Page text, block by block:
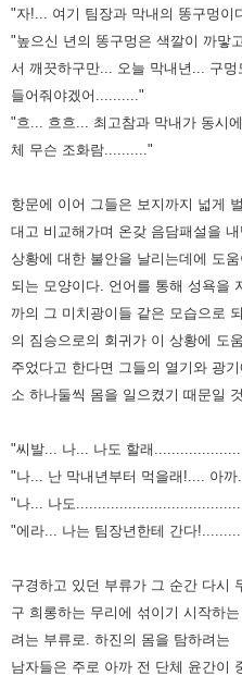
"자!... 여기 팀장과 막내의 똥구멍이
"높으신 년의 똥구멍은 색깔이 까맣
서 깨끗하구만... 오늘 막내년... 구멍
들어줘야겠어.........."
"흐... 흐흐... 최고참과 막내가 동시
체 무슨 조화람.........."
항문에 이어 그들은 보지까지 넓게
대고 비교해가며 온갖 음담패설을
상황에 대한 불안을 날리는데에 도움
되는 모양이다. 언어를 통해 성욕을
까의 그 미치광이들 같은 모습으로
의 짐승으로의 회귀가 이 상황에 도
주었다고 한다면 그들의 열기와 광
소 하나둘씩 몸을 일으켰기 때문일
"씨발... 나... 나도 할래
"나... 난 막내년부터 먹을래!.... 아
"나... 나도
"에라... 나는 팀장년한테 간다
구경하고 있던 부류가 그 순간 다시
구 희롱하는 무리에 섞이기 시작하
려는 부류로. 하진의 몸을 탐하려는
남자들은 주로 아까 전 단체 윤간이